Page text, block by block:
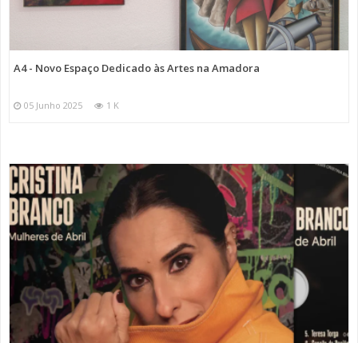
A4 - Novo Espaço Dedicado às Artes na Amadora
05 Junho 2025 1 K